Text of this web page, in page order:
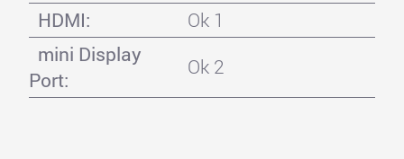
HDMI:
Ok 1
mini Display
Port:
Ok 2